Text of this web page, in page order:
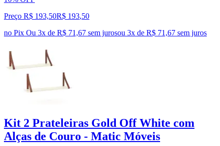
Preço R$ 193,50R$ 193,50
no Pix Ou 3x de R$ 71,67 sem jurosou 3x de R$ 71,67 sem juros
Kit 2 Prateleiras Gold Off White com
Alças de Couro - Matic Móveis